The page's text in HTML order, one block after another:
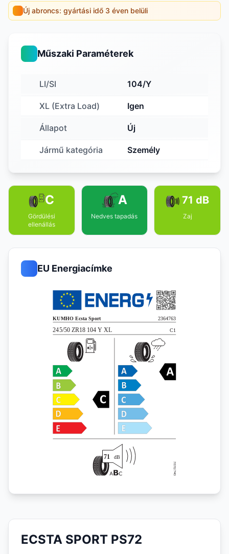
Új abroncs: gyártási idő 3 éven belüli
Műszaki Paraméterek
LI/SI 104/Y
XL (Extra Load) Igen
Állapot Új
Jármű kategória Személy
C
Gördülési
ellenállás
A
Nedves tapadás
71 dB
Zaj
EU Energiacímke
ECSTA SPORT PS72